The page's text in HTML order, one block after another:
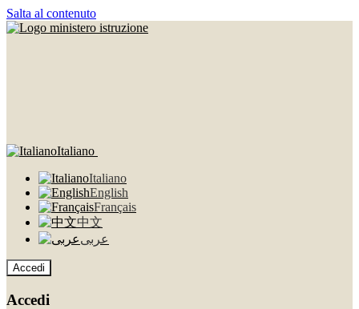
Salta al contenuto
Italiano
Italiano
English
Français
中文
عربى
Accedi
Accedi